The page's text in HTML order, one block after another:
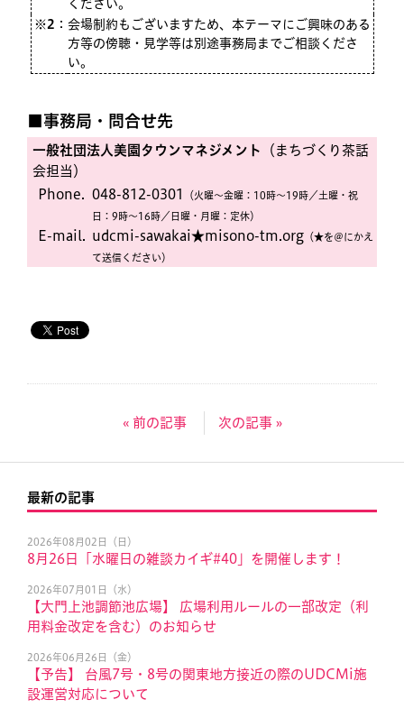
ください。
※2 ： 会場制約もございますため、本テーマにご興味のある
方等の傍聴・見学等は別途事務局までご相談くださ
い。
■事務局・問合せ先
一般社団法人美園タウンマネジメント
（まちづくり茶話
会担当）
Phone.
048-812-0301 （火曜〜金曜：10時〜19時／土曜・祝
日：9時〜16時／日曜・月曜：定休）
E-mail. udcmi-sawakai★misono-tm.org （★を＠にかえ
て送信ください）
« 前の記事 次の記事 »
最新の記事
2026年08月02日（日）
8月26日「水曜日の雑談カイギ#40」を開催します！
2026年07月01日（水）
【大門上池調節池広場】 広場利用ルールの一部改定（利
用料金改定を含む）のお知らせ
2026年06月26日（金）
【予告】 台風7号・8号の関東地方接近の際のUDCMi施
設運営対応について